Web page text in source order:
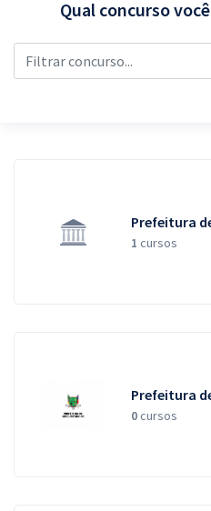
Conteúdo gratuito
Qual concurso
Prefeitura
1 cursos
Prefeitura
0cursos